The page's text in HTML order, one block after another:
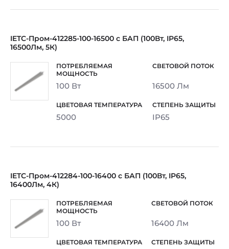
IETC-Пром-412285-100-16500 с БАП (100Вт, IP65,
16500Лм, 5К)
100 Вт 16500 Лм
5000 IP65
IETC-Пром-412284-100-16400 с БАП (100Вт, IP65,
16400Лм, 4К)
100 Вт 16400 Лм